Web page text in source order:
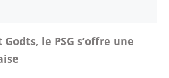
le PSG s’offre une